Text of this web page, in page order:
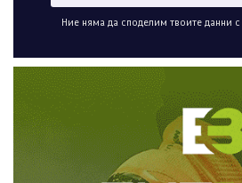
Ние няма да споделим твоите данни с